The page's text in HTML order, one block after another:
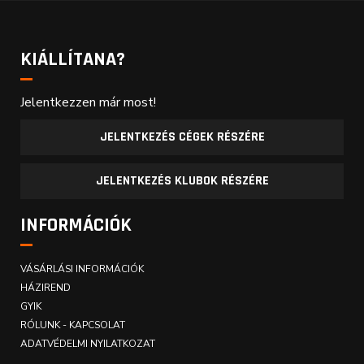
KIÁLLÍTANA?
Jelentkezzen már most!
JELENTKEZÉS CÉGEK RÉSZÉRE
JELENTKEZÉS KLUBOK RÉSZÉRE
INFORMÁCIÓK
VÁSÁRLÁSI INFORMÁCIÓK
HÁZIREND
GYIK
RÓLUNK - KAPCSOLAT
ADATVÉDELMI NYILATKOZAT